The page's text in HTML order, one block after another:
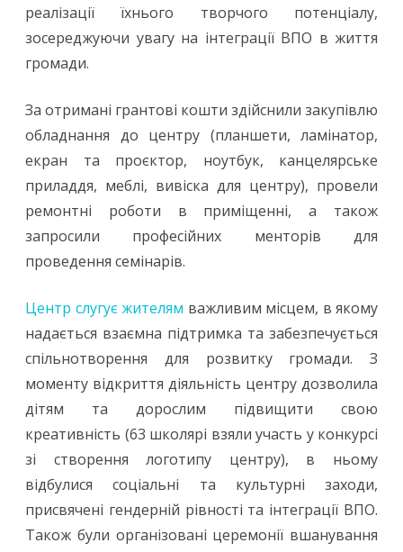
реалізації їхнього творчого потенціалу,
зосереджуючи увагу на інтеграції ВПО в життя
громади.
За отримані грантові кошти здійснили закупівлю
обладнання до центру (планшети, ламінатор,
екран та проєктор, ноутбук, канцелярське
приладдя, меблі, вивіска для центру), провели
ремонтні роботи в приміщенні, а також
запросили професійних менторів для
проведення семінарів.
Центр слугує жителям важливим місцем, в якому
надається взаємна підтримка та забезпечується
спільнотворення для розвитку громади. З
моменту відкриття діяльність центру дозволила
дітям та дорослим підвищити свою
креативність (63 школярі взяли участь у конкурсі
зі створення логотипу центру), в ньому
відбулися соціальні та культурні заходи,
присвячені гендерній рівності та інтеграції ВПО.
Також були організовані церемонії вшанування